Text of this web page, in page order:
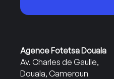
Agence Fotetsa Douala
Av. Charles de Gaulle,
Douala, Cameroun